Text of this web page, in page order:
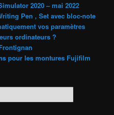
2020 – mai 2022
Pen , Set avec bloc-note
vos paramètres
ordinateurs ?
pour les montures Fujifilm